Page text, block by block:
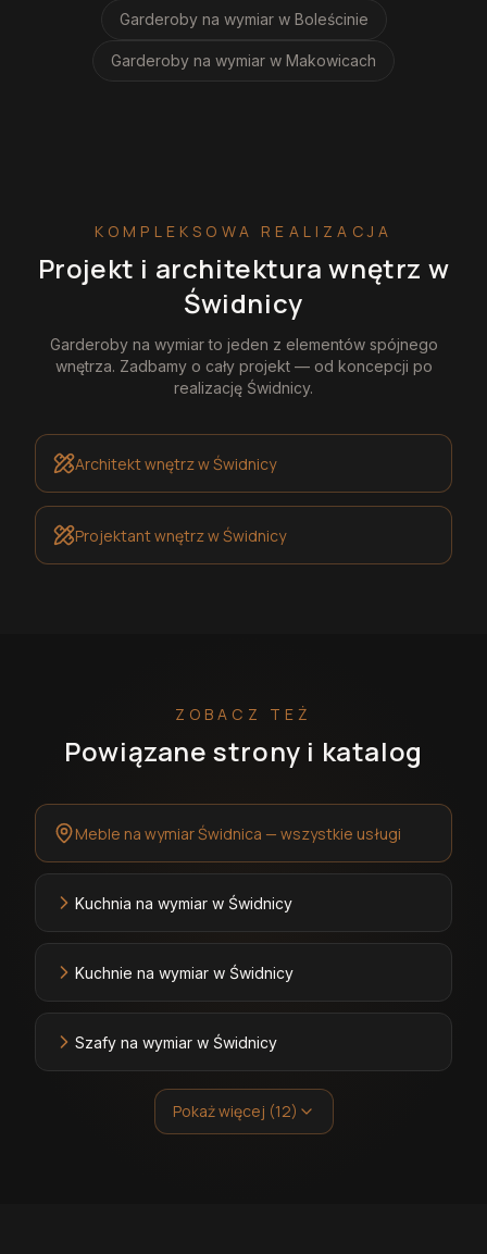
Garderoby na wymiar w Boleścinie
Garderoby na wymiar w Makowicach
KOMPLEKSOWA REALIZACJA
Projekt i architektura wnętrz w
Świdnicy
Garderoby na wymiarto jeden z elementów spójnego
wnętrza. Zadbamy o cały projekt — od koncepcji po
realizację Świdnicy.
Architekt wnętrzw Świdnicy
Projektant wnętrzw Świdnicy
ZOBACZ TEŻ
Powiązane strony i katalog
Meble na wymiar Świdnica — wszystkie usługi
Kuchnia na wymiar w Świdnicy
Kuchnie na wymiar w Świdnicy
Szafy na wymiar w Świdnicy
Pokaż więcej (12)